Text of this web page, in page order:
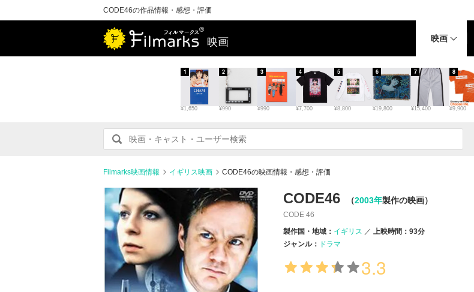
CODE46の作品情報・感想・評価
映画 映画
¥1,650
1
¥990
2
¥990
3
¥7,700
4
¥8,800
5
¥19,800
6
¥15,400
7
¥9,900
8
Filmarks映画情報 イギリス映画 CODE46の映画情報・感想・評価
CODE46 （2003年製作の映画）
CODE 46
製作国・地域： イギリス
上映時間：93分
ジャンル： ドラマ
3.3